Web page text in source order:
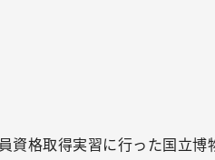
資格取得実習に行った国立博